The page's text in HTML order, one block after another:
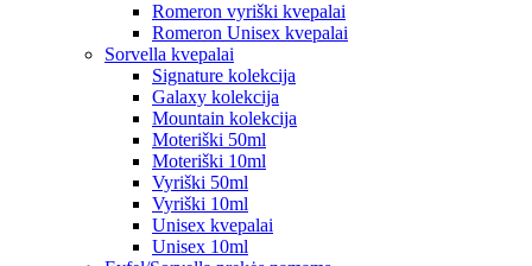
Romeron vyriški kvepalai
Romeron Unisex kvepalai
Sorvella kvepalai
Signature kolekcija
Galaxy kolekcija
Mountain kolekcija
Moteriški 50ml
Moteriški 10ml
Vyriški 50ml
Vyriški 10ml
Unisex kvepalai
Unisex 10ml